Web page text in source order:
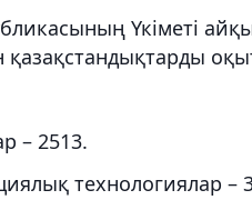
Үкіметі
– 2513.
технологиялар –